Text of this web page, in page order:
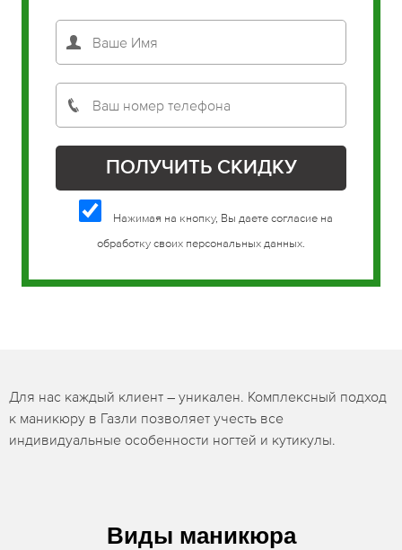
Нажимая на кнопку, Вы даете согласие на
обработку своих персональных данных.
Для нас каждый клиент – уникален. Комплексный подход
к маникюру в Газли позволяет учесть все
индивидуальные особенности ногтей и кутикулы.
Виды маникюра